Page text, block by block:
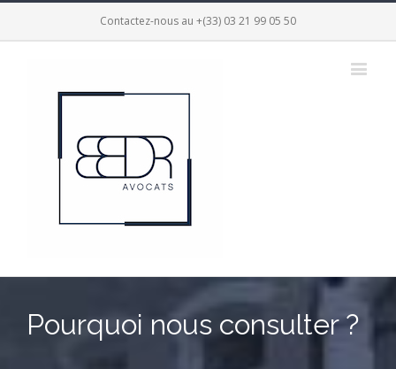
Contactez-nous au +(33) 03 21 99 05 50
Pourquoi nous consulter ?